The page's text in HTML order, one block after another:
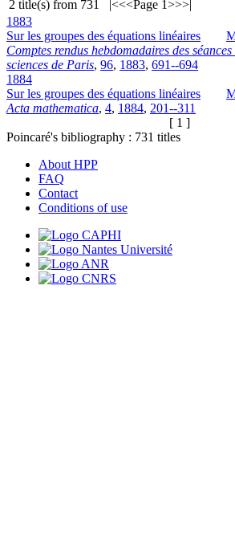
2 title(s) from 731 |<<<Page 1>>>|
1883
Sur les groupes des équations linéaires
Comptes rendus hebdomadaires des
sciences de Paris, 96, 1883, 691--694
1884
Sur les groupes des équations linéaires
Acta mathematica, 4, 1884, 201--311
[ 1 ]
Poincaré's bibliography : 731 titles
About HPP
FAQ
Contact
Conditions of use